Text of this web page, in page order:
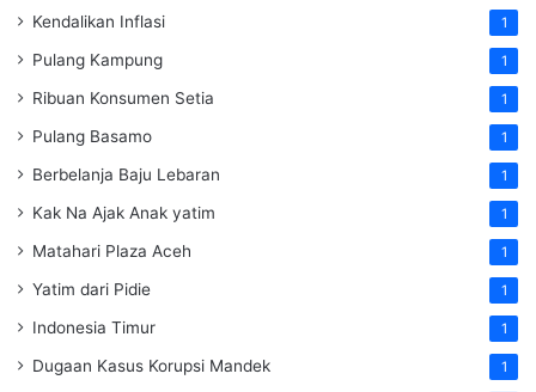
Kendalikan Inflasi 1
Pulang Kampung 1
Ribuan Konsumen Setia 1
Pulang Basamo 1
Berbelanja Baju Lebaran 1
Kak Na Ajak Anak yatim 1
Matahari Plaza Aceh 1
Yatim dari Pidie 1
Indonesia Timur 1
Dugaan Kasus Korupsi Mandek 1